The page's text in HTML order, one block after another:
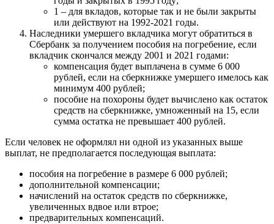
1 – для вкладов, которые так и не были закрыты
или действуют на 1992-2021 годы.
Наследники умершего вкладчика могут обратиться в
Сбербанк за получением пособия на погребение, если
вкладчик скончался между 2001 и 2021 годами:
компенсация будет выплачена в сумме 6 000
рублей, если на сберкнижке умершего имелось как
минимум 400 рублей;
пособие на похороны будет вычислено как остаток
средств на сберкнижке, умноженный на 15, если
сумма остатка не превышает 400 рублей.
Если человек не оформлял ни одной из указанных выше
выплат, не предполагается последующая выплата:
пособия на погребение в размере 6 000 рублей;
дополнительной компенсации;
начислений на остаток средств по сберкнижке,
увеличенных вдвое или втрое;
предварительных компенсаций.